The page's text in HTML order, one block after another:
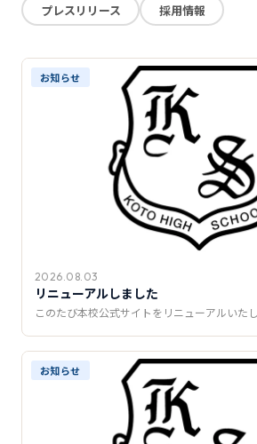
学費・助成金
推薦制度
転入学・編入学
オープンキャンパス
プレスリリース
採用情報
お知らせ
2026.08.03
リニューアルしました
このたび本校公式サイトをリニューアルいた
お知らせ